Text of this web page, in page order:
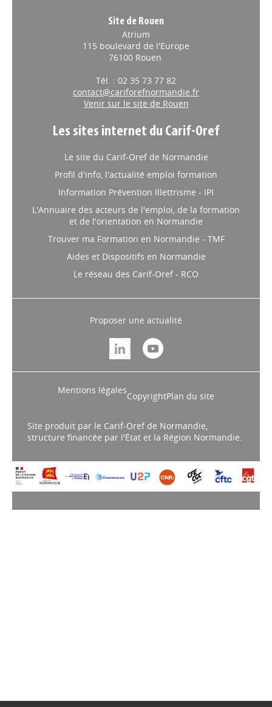
Site de Rouen
Atrium
115 boulevard de l'Europe
76100 Rouen
Tél. : 02 35 73 77 82
contact@cariforefnormandie.fr
Venir sur le site de Rouen
Les sites internet du Carif-Oref
Le site du Carif-Oref de Normandie
Profil d'info, l'actualité emploi formation
Information Prévention Illettrisme - IPI
L'Annuaire des acteurs de l'emploi, de la formation
et de l'orientation en Normandie
Trouver ma Formation en Normandie - TMF
Aides et Dispositifs en Normandie
Le réseau des Carif-Oref - RCO
Proposer une actualité
Mentions légales
CopyrightPlan du site
Site produit par le Carif-Oref de Normandie,
structure financée par l'État et la Région Normandie.